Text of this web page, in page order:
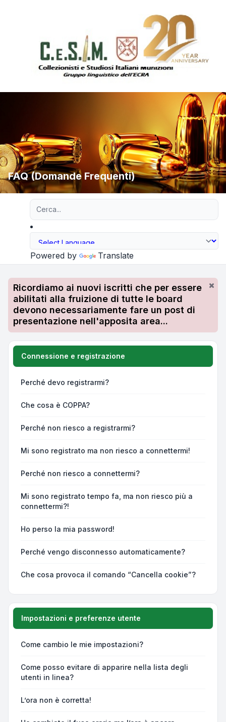
FAQ (Domande Frequenti)
Powered by Translate
Ricordiamo ai nuovi iscritti che per essere
abilitati alla fruizione di tutte le board
devono necessariamente fare un post di
presentazione nell'apposita area...
Connessione e registrazione
Perché devo registrarmi?
Che cosa è COPPA?
Perché non riesco a registrarmi?
Mi sono registrato ma non riesco a connettermi!
Perché non riesco a connettermi?
Mi sono registrato tempo fa, ma non riesco più a
connettermi?!
Ho perso la mia password!
Perché vengo disconnesso automaticamente?
Che cosa provoca il comando “Cancella cookie”?
Impostazioni e preferenze utente
Come cambio le mie impostazioni?
Come posso evitare di apparire nella lista degli
utenti in linea?
L’ora non è corretta!